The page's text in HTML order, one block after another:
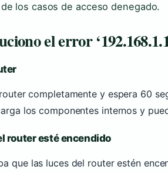
los casos de acceso denegado.
el error
completamente y espera 60
los componentes internos y
router esté encendido
que las luces del router estén